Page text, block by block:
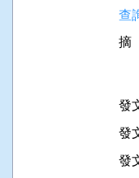
查
發
發
發